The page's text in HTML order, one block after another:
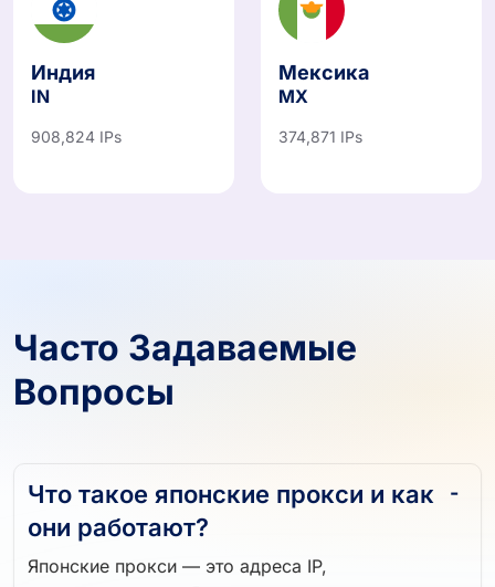
Индия
IN
908,824 IPs
Мексика
MX
374,871 IPs
Часто Задаваемые
Вопросы
Что такое японские прокси и как
они работают?
Японские прокси — это адреса IP,